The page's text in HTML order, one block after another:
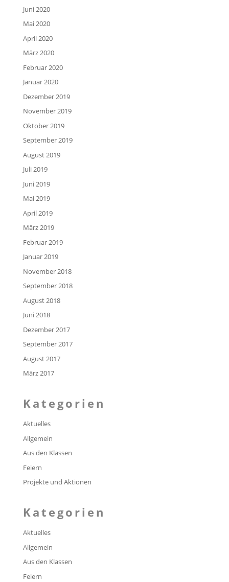
Juni 2020
Mai 2020
April 2020
März 2020
Februar 2020
Januar 2020
Dezember 2019
November 2019
Oktober 2019
September 2019
August 2019
Juli 2019
Juni 2019
Mai 2019
April 2019
März 2019
Februar 2019
Januar 2019
November 2018
September 2018
August 2018
Juni 2018
Dezember 2017
September 2017
August 2017
März 2017
Kategorien
Aktuelles
Allgemein
Aus den Klassen
Feiern
Projekte und Aktionen
Kategorien
Aktuelles
Allgemein
Aus den Klassen
Feiern